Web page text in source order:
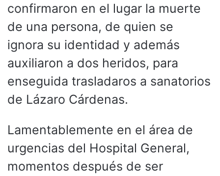
confirmaron en el lugar la muerte
de una persona, de quien se
ignora su identidad y además
auxiliaron a dos heridos, para
enseguida trasladaros a sanatorios
de Lázaro Cárdenas.
Lamentablemente en el área de
urgencias del Hospital General,
momentos después de ser